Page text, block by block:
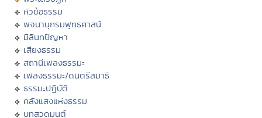
หัวข้อธรรม
พจนานุกรมพุทธศาสน์
มิลินทปัญหา
เสียงธรรม
สถานีเพลงธรรมะ
เพลงธรรมะ/ดนตรีสมาธิ
ธรรมะปฏิบัติ
คลังแสงแห่งธรรม
บทสวดมนต์